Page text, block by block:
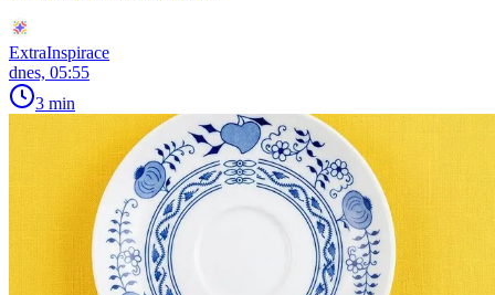
ExtraInspirace
dnes, 05:55
3 min